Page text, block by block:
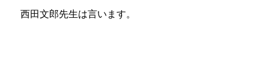
西田文郎先生は言います。